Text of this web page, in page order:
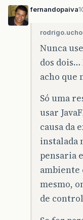
fernandopaiva
Nunca
dos dois…
acho que
Só uma
usar
causa da
instalada
pensaria
mesmo,
de